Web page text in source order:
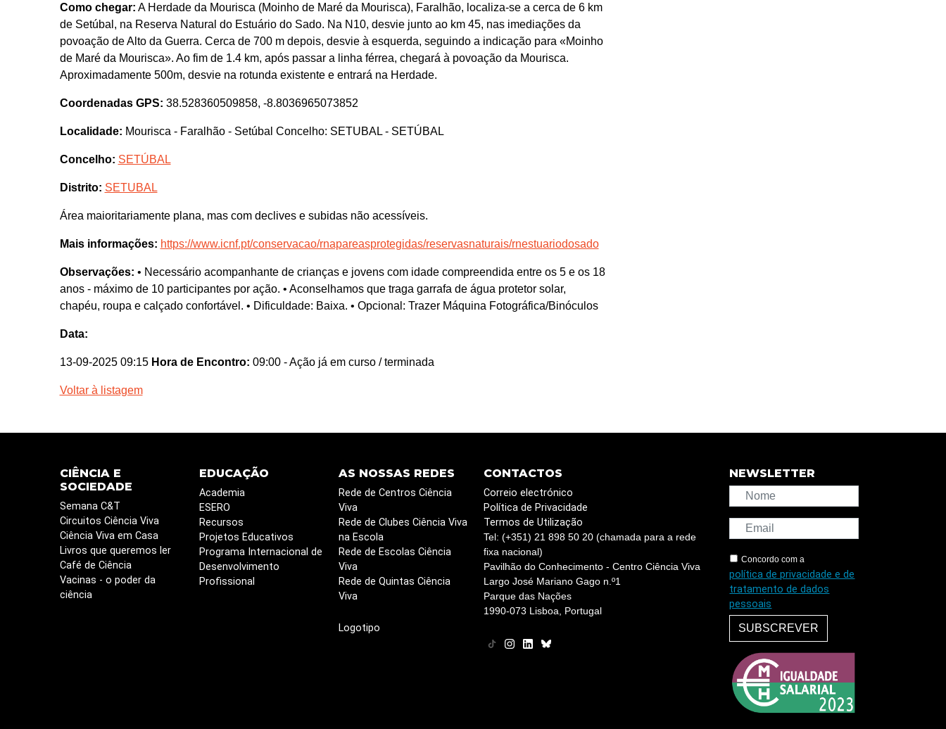
Como chegar: A Herdade da Mourisca (Moinho de Maré da Mourisca), Faralhão, localiza-se a cerca de 6 km
de Setúbal, na Reserva Natural do Estuário do Sado. Na N10, desvie junto ao km 45, nas imediações da
povoação de Alto da Guerra. Cerca de 700 m depois, desvie à esquerda, seguindo a indicação para «Moinho
de Maré da Mourisca». Ao fim de 1.4 km, após passar a linha férrea, chegará à povoação da Mourisca.
Aproximadamente 500m, desvie na rotunda existente e entrará na Herdade.
Coordenadas GPS: 38.528360509858, -8.8036965073852
Localidade: Mourisca - Faralhão - Setúbal Concelho: SETUBAL - SETÚBAL
Concelho: SETÚBAL
Distrito: SETUBAL
Área maioritariamente plana, mas com declives e subidas não acessíveis.
Mais informações: https://www.icnf.pt/conservacao/rnapareasprotegidas/reservasnaturais/rnestuariodosado
Observações: • Necessário acompanhante de crianças e jovens com idade compreendida entre os 5 e os 18
anos - máximo de 10 participantes por ação. • Aconselhamos que traga garrafa de água protetor solar,
chapéu, roupa e calçado confortável. • Dificuldade: Baixa. • Opcional: Trazer Máquina Fotográfica/Binóculos
Data:
13-09-2025 09:15 Hora de Encontro: 09:00 - Ação já em curso / terminada
Voltar à listagem
CIÊNCIA E
SOCIEDADE
Semana C&T
Circuitos Ciência Viva
Ciência Viva em Casa
Livros que queremos ler
Café de Ciência
Vacinas - o poder da
ciência
EDUCAÇÃO
Academia
ESERO
Recursos
Projetos Educativos
Programa Internacional de
Desenvolvimento
Profissional
AS NOSSAS REDES
Rede de Centros Ciência
Viva
Rede de Clubes Ciência Viva
na Escola
Rede de Escolas Ciência
Viva
Rede de Quintas Ciência
Viva
Logotipo
CONTACTOS
Correio electrónico
Política de Privacidade
Termos de Utilização
Tel: (+351) 21 898 50 20 (chamada para a rede
fixa nacional)
Pavilhão do Conhecimento - Centro Ciência Viva
Largo José Mariano Gago n.º1
Parque das Nações
1990-073 Lisboa, Portugal
NEWSLETTER
Concordo com a
política de privacidade e de
tratamento de dados
pessoais
SUBSCREVER